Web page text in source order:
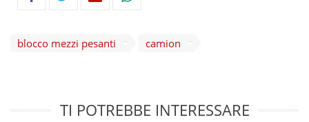
blocco mezzi pesanti camion
TI POTREBBE INTERESSARE